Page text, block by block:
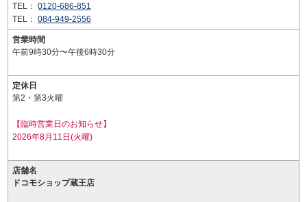
TEL： 0120-686-851
TEL： 084-949-2556
営業時間
午前9時30分〜午後6時30分
定休日
第2・第3火曜
【臨時営業日のお知らせ】
2026年8月11日(火曜)
店舗名
ドコモショップ蔵王店